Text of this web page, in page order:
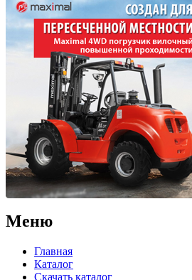
Меню
Главная
Каталог
Скачать каталог